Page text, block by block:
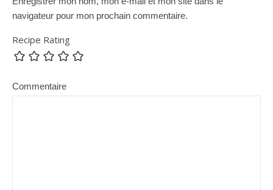
navigateur pour mon prochain commentaire.
Recipe Rating
Commentaire